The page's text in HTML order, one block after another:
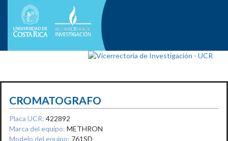
CROMATOGRAFO
Placa UCR: 422892
Marca del equipo: METHRON
Modelo del equipo: 761SD